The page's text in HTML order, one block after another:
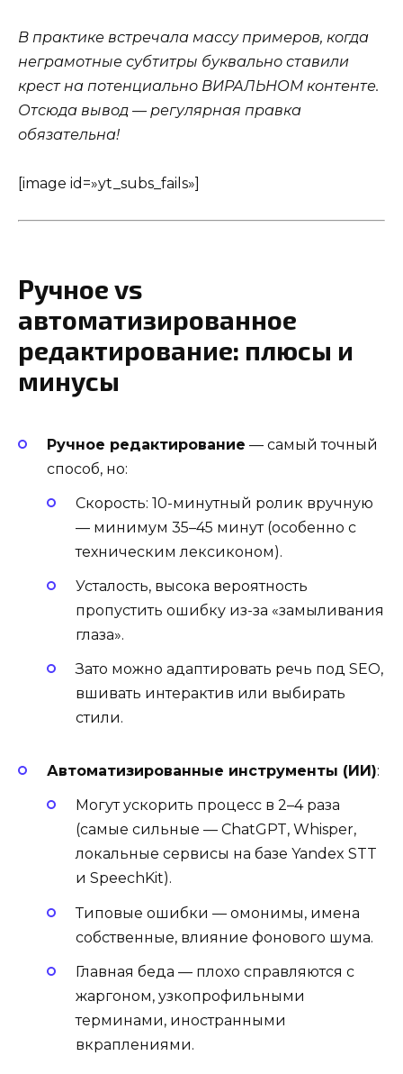
В практике встречала массу примеров, когда
неграмотные субтитры буквально ставили
крест на потенциально ВИРАЛЬНОМ контенте.
Отсюда вывод — регулярная правка
обязательна!
[image id=»yt_subs_fails»]
Ручное vs
автоматизированное
редактирование: плюсы и
минусы
Ручное редактирование — самый точный
способ, но:
Скорость: 10-минутный ролик вручную
— минимум 35–45 минут (особенно с
техническим лексиконом).
Усталость, высока вероятность
пропустить ошибку из-за «замыливания
глаза».
Зато можно адаптировать речь под SEO,
вшивать интерактив или выбирать
стили.
Автоматизированные инструменты (ИИ):
Могут ускорить процесс в 2–4 раза
(самые сильные — ChatGPT, Whisper,
локальные сервисы на базе Yandex STT
и SpeechKit).
Типовые ошибки — омонимы, имена
собственные, влияние фонового шума.
Главная беда — плохо справляются с
жаргоном, узкопрофильными
терминами, иностранными
вкраплениями.